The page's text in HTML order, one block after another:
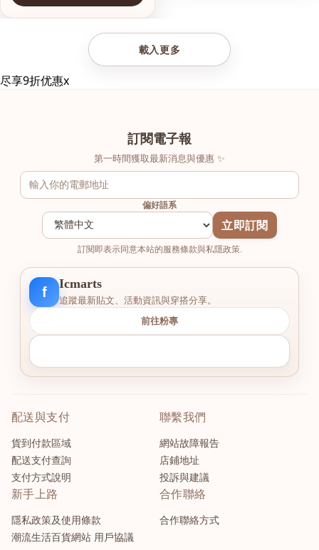
載入更多
尽享9折优惠x
訂閱電子報
第一時間獲取最新消息與優惠 ✨
偏好語系
立即訂閱
訂閱即表示同意本站的服務條款與私隱政策.
f
Icmarts
追蹤最新貼文、活動資訊與穿搭分享。
前往粉專
配送與支付
貨到付款區域
配送支付查詢
支付方式說明
聯繫我們
網站故障報告
店鋪地址
投訴與建議
新手上路
隱私政策及使用條款
潮流生活百貨網站 用戶協議
合作聯絡
合作聯絡方式